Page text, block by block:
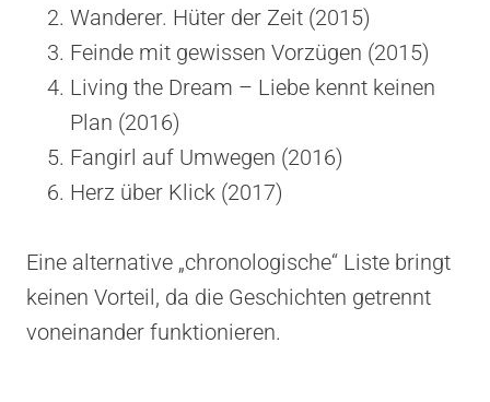
Wanderer. Hüter der Zeit (2015)
Feinde mit gewissen Vorzügen (2015)
Living the Dream – Liebe kennt keinen
Plan (2016)
Fangirl auf Umwegen (2016)
Herz über Klick (2017)
Eine alternative „chronologische“ Liste bringt
keinen Vorteil, da die Geschichten getrennt
voneinander funktionieren.